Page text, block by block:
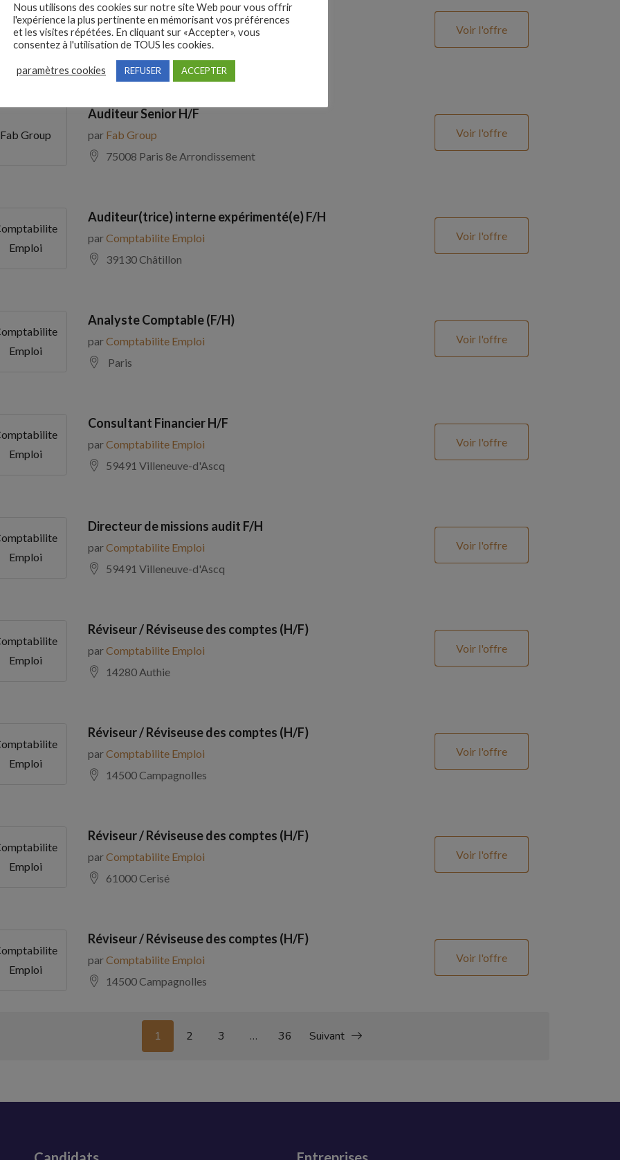
ADECCO
Comptable Fournisseurs H/F
parADECCO
69100 Villeurbanne
Voir l'offre
Fab Group
Auditeur Senior H/F
par Fab Group
75008 Paris 8e Arrondissement
Voir l'offre
Emploi
Auditeur(trice) interne expérimenté(e) F/H
parComptabilite Emploi
39130 Châtillon
Voir l'offre
Emploi
Analyste Comptable (F/H)
parComptabilite Emploi
Paris
Voir l'offre
Emploi
Consultant Financier H/F
parComptabilite Emploi
59491 Villeneuve-d'Ascq
Voir l'offre
Emploi
Directeur de missions audit F/H
parComptabilite Emploi
59491 Villeneuve-d'Ascq
Voir l'offre
Emploi
Réviseur / Réviseuse des comptes (H/F)
parComptabilite Emploi
14280 Authie
Voir l'offre
Emploi
Réviseur / Réviseuse des comptes (H/F)
parComptabilite Emploi
14500 Campagnolles
Voir l'offre
Emploi
Réviseur / Réviseuse des comptes (H/F)
parComptabilite Emploi
61000 Cerisé
Voir l'offre
Emploi
Réviseur / Réviseuse des comptes (H/F)
parComptabilite Emploi
14500 Campagnolles
Voir l'offre
1 2 3 … 36 Suivant
Nous utilisons des cookies sur notre site Web pour vous offrir
l'expérience la plus pertinente en mémorisant vos préférences
et les visites répétées. En cliquant sur «Accepter», vous
consentez à l'utilisation de TOUS les cookies.
paramètres cookies REFUSER ACCEPTER